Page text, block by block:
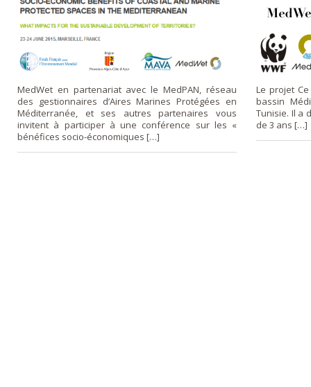
MedWet en partenariat avec le MedPAN, réseau
des gestionnaires d’Aires Marines Protégées en
Méditerranée, et ses autres partenaires vous
invitent à participer à une conférence sur les «
bénéfices socio-économiques […]
Le projet
bassin
Tunisie. Il a
de 3 ans […]